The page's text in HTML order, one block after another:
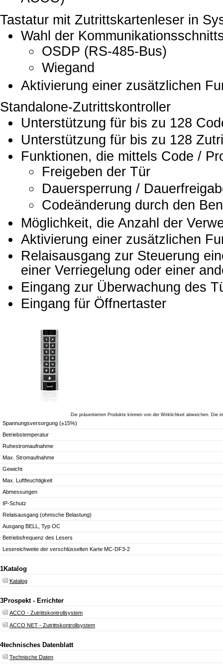
Tastatur mit Zutrittskartenleser in
Wahl der
OSDP (RS-485-Bus)
Wiegand
Aktivierung einer zusätzlichen
Standalone-Zutrittskontroller
Unterstützung für bis zu 128
Unterstützung für bis zu 128
Funktionen, die mittels Code /
Freigeben der Tür
Dauersperrung /
Codeänderung durch den
Möglichkeit, die Anzahl der
Aktivierung einer zusätzlichen
Relaisausgang zur Steuerung
einer Verriegelung oder einer
Eingang zur Überwachung des
Eingang für Öffnertaster
Die präsentierten Produkte können von der Wirklichkeit abweichen. Die
Spannungsversorgung (±15%)
Betriebstemperatur
Ruhestromaufnahme
Max. Stromaufnahme
Gewicht
Max. Luftfeuchtigkeit
Abmessungen
IP-Schutz
Relaisausgang (ohmsche Belastung)
Ausgang BELL, Typ OC
Betriebsfrequenz des Lesers
Lesereichweite der verschlüsselten Karte MC-DF3-2
1Katalog
Katalog
3Prospekt - Errichter
ACCO - Zutrittskontrollsystem
ACCO NET - Zutrittskontrollsystem
4technisches Datenblatt
Technische Daten